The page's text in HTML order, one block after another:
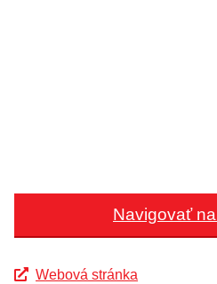
Navigovať
Webová stránka